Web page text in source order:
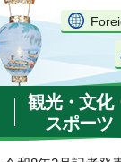
観光・文化
スポーツ